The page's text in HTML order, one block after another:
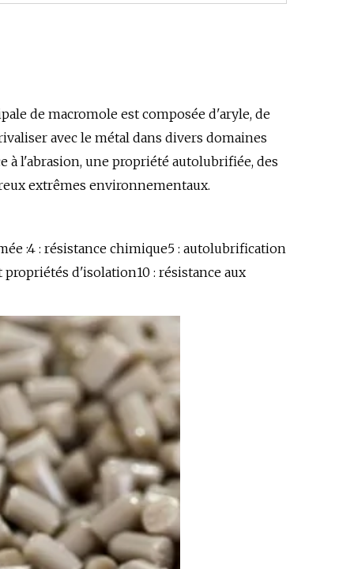
de macromole est composée d'aryle, de
avec le métal dans divers domaines
à l'abrasion, une propriété autolubrifiée, des
extrêmes environnementaux.
:4 : résistance chimique5 : autolubrification
d'isolation10 : résistance aux